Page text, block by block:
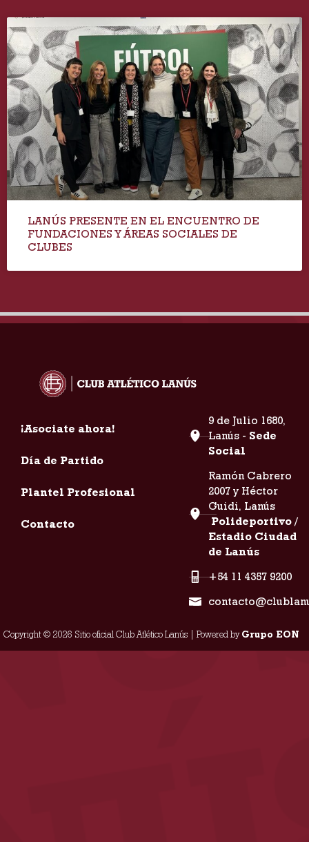
LANÚS PRESENTE EN EL ENCUENTRO DE
FUNDACIONES Y ÁREAS SOCIALES DE
CLUBES
¡Asociate ahora!
Día de Partido
Plantel Profesional
Contacto
9 de Julio 1680,
Lanús - Sede
Social
Ramón Cabrero
2007 y Héctor
Guidi, Lanús
Polideportivo /
Estadio Ciudad
de Lanús
+54 11 4357 9200
Copyright © 2026 Sitio oficial Club Atlético Lanús | Powered byGrupo EON